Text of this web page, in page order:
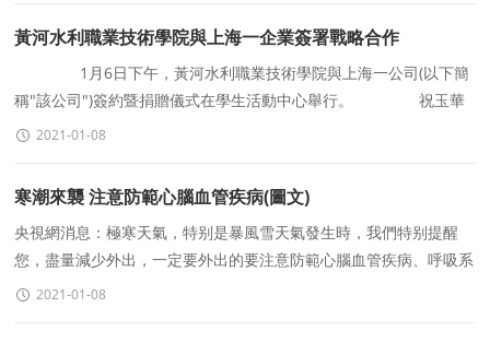
黃河水利職業技術學院與上海一企業簽署戰略合作
1月6日下午，黃河水利職業技術學院與上海一公司(以下簡
稱"該公司")簽約暨捐贈儀式在學生活動中心舉行。 祝玉華
緻歡迎辭。她對該公司給予學校的支持和幫助
2021-01-08
寒潮來襲 注意防範心腦血管疾病(圖文)
央視網消息：極寒天氣，特别是暴風雪天氣發生時，我們特别提醒
您，盡量減少外出，一定要外出的要注意防範心腦血管疾病、呼吸系
統疾病以及跌倒、骨折等意外傷害。在冷空氣的
2021-01-08